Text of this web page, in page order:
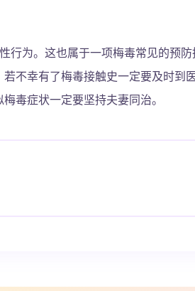
行为。这也属于一项梅毒常见的预
不幸有了梅毒接触史一定要及时到
毒症状一定要坚持夫妻同治。